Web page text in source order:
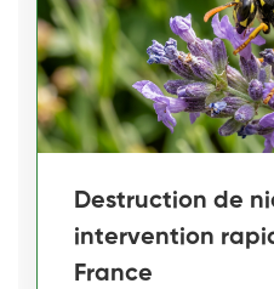
Destruction de
intervention
France